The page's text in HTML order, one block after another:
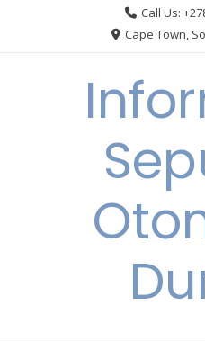
Call Us:
Cape Town,